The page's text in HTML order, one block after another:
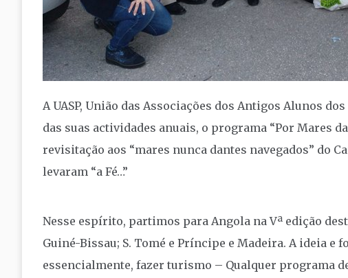
A UASP, União das Associações dos Antigos Alunos
das suas actividades anuais, o programa “Por Mares
revisitação aos “mares nunca dantes navegados” do
levaram “a Fé…”
Nesse espírito, partimos para Angola na Vª edição
Guiné-Bissau; S. Tomé e Príncipe e Madeira. A ideia e
essencialmente, fazer turismo – Qualquer programa